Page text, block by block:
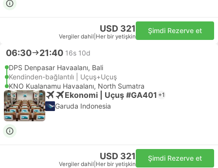
USD 321
Vergiler dahil Her bir yetişkin
Şimdi Rezerve et
06:30 21:40 16s 10d
DPS Denpasar Havaalanı, Bali
Kendinden-bağlantılı | Uçuş+Uçuş
KNO Kualanamu Havaalanı, North Sumatra
Ekonomi | Uçuş #GA401 +1
Garuda Indonesia
USD 321
Vergiler dahil Her bir yetişkin
Şimdi Rezerve et